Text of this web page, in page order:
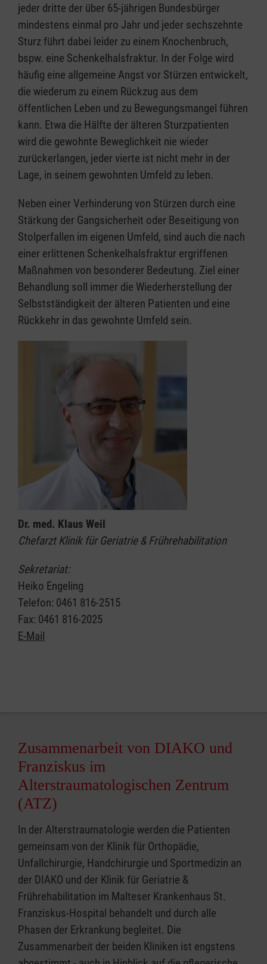
jeder dritte der über 65-jährigen Bundesbürger
mindestens einmal pro Jahr und jeder sechszehnte
Sturz führt dabei leider zu einem Knochenbruch,
bspw. eine Schenkelhalsfraktur. In der Folge wird
häufig eine allgemeine Angst vor Stürzen entwickelt,
die wiederum zu einem Rückzug aus dem
öffentlichen Leben und zu Bewegungsmangel führen
kann. Etwa die Hälfte der älteren Sturzpatienten
wird die gewohnte Beweglichkeit nie wieder
zurückerlangen, jeder vierte ist nicht mehr in der
Lage, in seinem gewohnten Umfeld zu leben.
Neben einer Verhinderung von Stürzen durch eine
Stärkung der Gangsicherheit oder Beseitigung von
Stolperfallen im eigenen Umfeld, sind auch die nach
einer erlittenen Schenkelhalsfraktur ergriffenen
Maßnahmen von besonderer Bedeutung. Ziel einer
Behandlung soll immer die Wiederherstellung der
Selbstständigkeit der älteren Patienten und eine
Rückkehr in das gewohnte Umfeld sein.
Dr. med. Klaus Weil
Chefarzt Klinik für Geriatrie & Frührehabilitation
Sekretariat:
Heiko Engeling
Telefon: 0461 816-2515
Fax: 0461 816-2025
E-Mail
Zusammenarbeit von DIAKO und
Franziskus im
Alterstraumatologischen Zentrum
(ATZ)
In der Alterstraumatologie werden die Patienten
gemeinsam von der Klinik für Orthopädie,
Unfallchirurgie, Handchirurgie und Sportmedizin an
der DIAKO und der Klinik für Geriatrie &
Frührehabilitation im Malteser Krankenhaus St.
Franziskus-Hospital behandelt und durch alle
Phasen der Erkrankung begleitet. Die
Zusammenarbeit der beiden Kliniken ist engstens